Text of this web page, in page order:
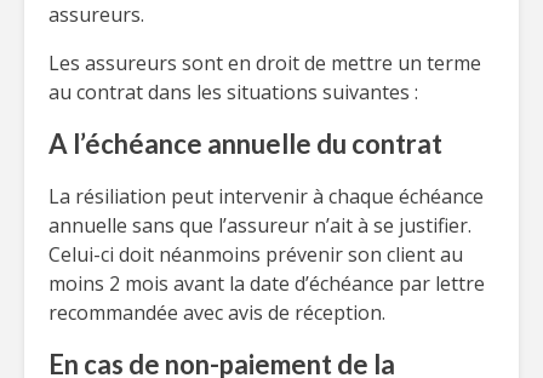
assureurs.
Les assureurs sont en droit de mettre un terme
au contrat dans les situations suivantes :
A l’échéance annuelle du contrat
La résiliation peut intervenir à chaque échéance
annuelle sans que l’assureur n’ait à se justifier.
Celui-ci doit néanmoins prévenir son client au
moins 2 mois avant la date d’échéance par lettre
recommandée avec avis de réception.
En cas de non-paiement de la